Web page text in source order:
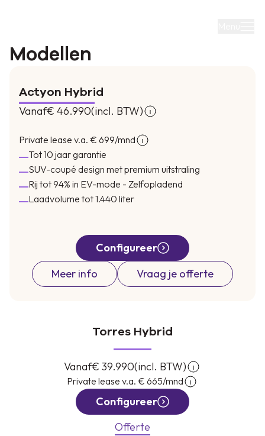
Ontvang extra bonus
bij inruil van je auto
KGM geeft tot €1.500 extra bonus bij inruil van je
Profiteer nu van de uitzonderlijke Power-Up
Bereken snel jouw inruilwaarde
Modellen
Actyon Hybrid
Vanaf€ 46.990(incl. BTW)
Private lease v.a. € 699/mnd
Tot 10 jaar garantie
SUV-coupé design met premium uitstraling
Rij tot 94% in EV-mode - Zelfopladend
Laadvolume tot 1.440 liter
Configureer
Meer info
Vraag je offerte
Torres Hybrid
Vanaf€ 39.990(incl. BTW)
Private lease v.a. € 665/mnd
Configureer
Offerte